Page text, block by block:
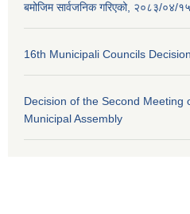
बमोजिम सार्वजनिक गरिएको, २०८३/०४/१५
16th Municipali Councils Decision
Decision of the Second Meeting
Municipal Assembly